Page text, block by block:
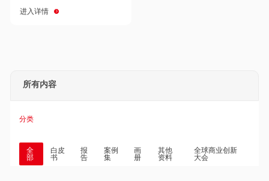
进入详情
所有内容
分类
全
部
白皮
书
报
告
案例
集
画
册
其他
资料
全球商业创新
大会